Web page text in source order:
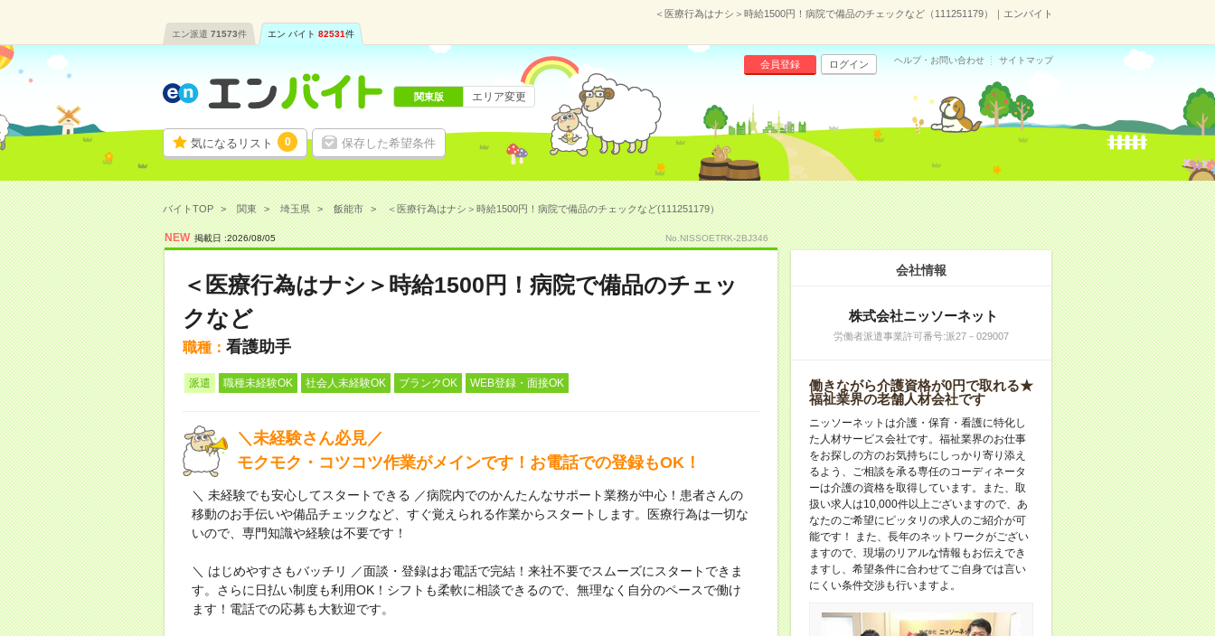
＜医療行為はナシ＞時給1500円！病院で備品のチェックなど（111251179）｜エンバイト
エン派遣 71573件 エン バイト 82531件
気になるリスト 0 保存した希望条件
会員登録 ログイン ヘルプ・お問い合わせ サイトマップ
関東版 エリア変更
バイトTOP 関東 埼玉県 飯能市 ＜医療行為はナシ＞時給1500円！病院で備品のチェックなど(111251179）
NEW 掲載日 :2026/08/05 No.NISSOETRK-2BJ346
＜医療行為はナシ＞時給1500円！病院で備品のチェッ
クなど
職種： 看護助手
派遣 職種未経験OK 社会人未経験OK ブランクOK WEB登録・面接OK
＼未経験さん必見／
モクモク・コツコツ作業がメインです！お電話での登録もOK！
＼ 未経験でも安心してスタートできる ／病院内でのかんたんなサポート業務が中心！患者さんの
移動のお手伝いや備品チェックなど、すぐ覚えられる作業からスタートします。医療行為は一切な
いので、専門知識や経験は不要です！
＼ はじめやすさもバッチリ ／面談・登録はお電話で完結！来社不要でスムーズにスタートできま
す。さらに日払い制度も利用OK！シフトも柔軟に相談できるので、無理なく自分のペースで働け
ます！電話での応募も大歓迎です。
会社情報
株式会社ニッソーネット
労働者派遣事業許可番号:派27－029007
働きながら介護資格が0円で取れる★
福祉業界の老舗人材会社です
ニッソーネットは介護・保育・看護に特化し
た人材サービス会社です。福祉業界のお仕事
をお探しの方のお気持ちにしっかり寄り添え
るよう、ご相談を承る専任のコーディネータ
ーは介護の資格を取得しています。また、取
扱い求人は10,000件以上ございますので、あ
なたのご希望にピッタリの求人のご紹介が可
能です！ また、長年のネットワークがござい
ますので、現場のリアルな情報もお伝えでき
ますし、希望条件に合わせてご自身では言い
にくい条件交渉も行いますよ。